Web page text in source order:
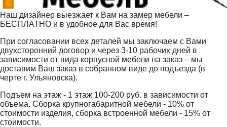
Наш дизайнер выезжает к Вам на замер мебели –
БЕСПЛАТНО и в удобное для Вас время!
При согласовании всех деталей мы заключаем с Вами
двухсторонний договор и через 3-10 рабочих дней в
зависимости от вида корпусной мебели на заказ – мы
доставим Ваш заказ в собранном виде до подъезда (в
черте г. Ульяновска).
Подъем на этаж - 1 этаж 100-200 руб. в зависимости от
объема. Сборка крупногабаритной мебели - 10% от
стоимости изделия, сборка встроенной мебели - 15% от
стоимости.